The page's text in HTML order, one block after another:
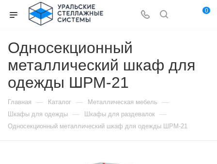
0
Односекционный
металлический шкаф для
одежды ШРМ-21
Главная — Каталог — Металлическая мебель —
Шкафы для одежды — Шкафы для раздевалок —
Односекционный металлический шкаф для одежды ШРМ-21